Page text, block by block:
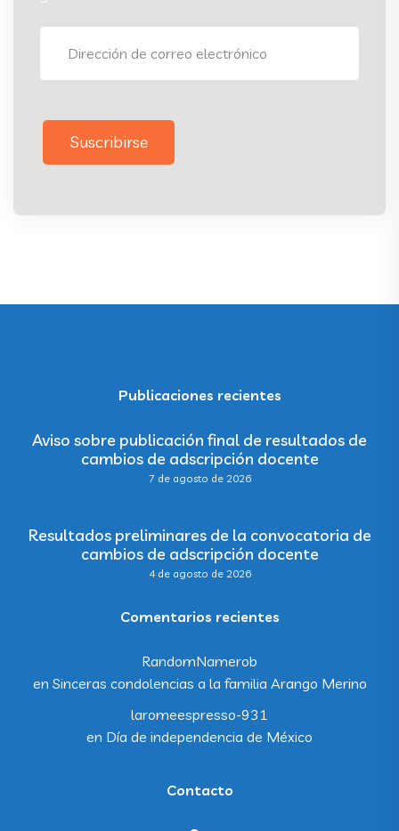
Suscribirse
Publicaciones recientes
Aviso sobre publicación final de resultados de
cambios de adscripción docente
7 de agosto de 2026
Resultados preliminares de la convocatoria de
cambios de adscripción docente
4 de agosto de 2026
Comentarios recientes
RandomNamerob
en Sinceras condolencias a la familia Arango Merino
laromeespresso-931
en Día de independencia de México
Contacto